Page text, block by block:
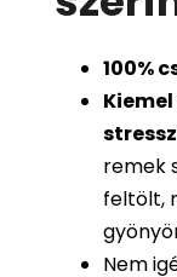
100%
remek
feltölt,
Nem